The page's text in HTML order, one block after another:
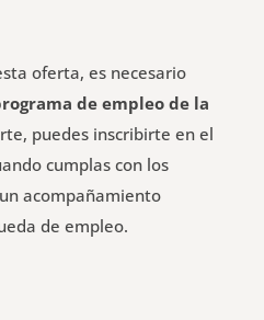
oferta, es necesario
de empleo de la
puedes inscribirte en el
cumplas con los
acompañamiento
de empleo.